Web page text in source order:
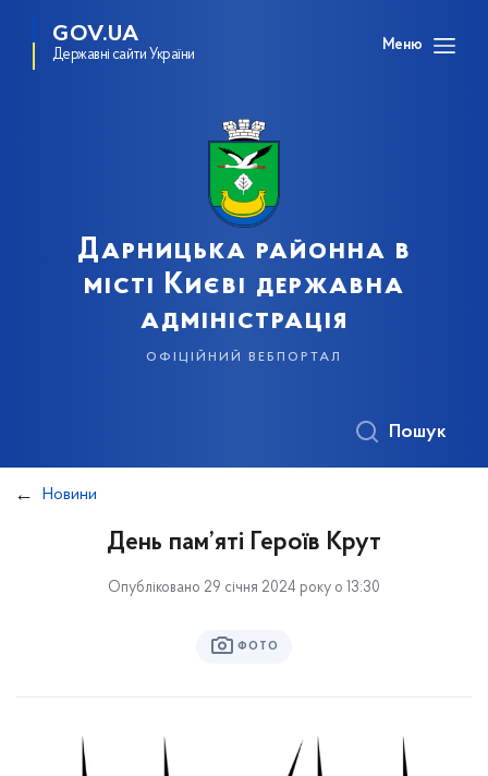
GOV.UA
Державні сайти України
Меню
Дарницька районна в
місті Києві державна
адміністрація
офіційний вебпортал
Пошук
Новини
День пам’яті Героїв Крут
Опубліковано 29 січня 2024 року о 13:30
ФОТО